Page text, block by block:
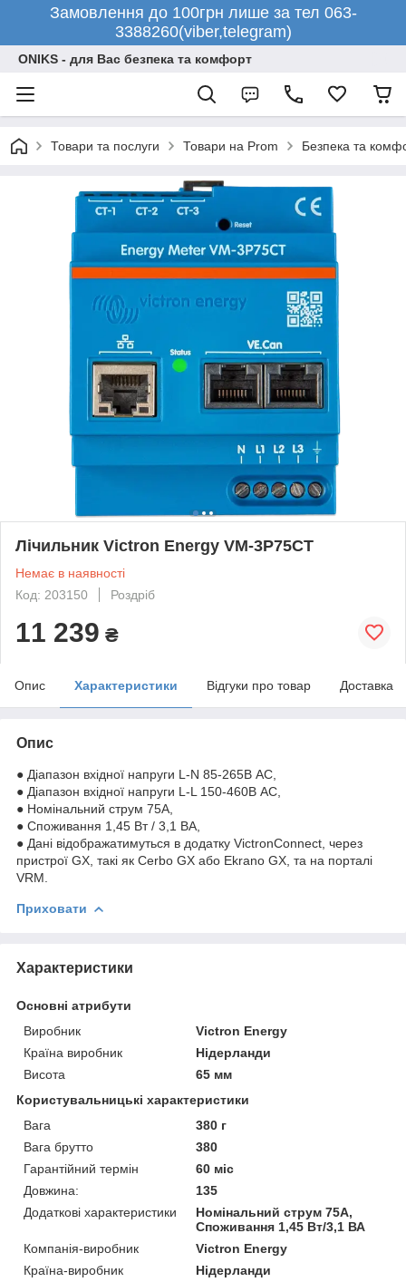
Замовлення до 100грн лише за тел 063-
3388260(viber,telegram)
ONIKS - для Вас безпека та комфорт
Товари та послуги Товари на Prom Безпека та
Лічильник Victron Energy VM-3P75CT
Немає в наявності
Код: 203150
Роздріб
11 239 ₴
Опис Характеристики Відгуки про товар Доставка
Опис
● Діапазон вхідної напруги L-N 85-265В АС,
● Діапазон вхідної напруги L-L 150-460В АС,
● Номінальний струм 75А,
● Споживання 1,45 Вт / 3,1 ВА,
● Дані відображатимуться в додатку VictronConnect, через
пристрої GX, такі як Cerbo GX або Ekrano GX, та на порталі
VRM.
Приховати
Характеристики
Основні атрибути
Виробник
Victron Energy
Країна виробник
Нідерланди
Висота
65 мм
Користувальницькі характеристики
Вага
380 г
Вага брутто
380
Гарантійний термін
60 міс
Довжина:
135
Додаткові характеристики
Номінальний струм 75А,
Споживання 1,45 Вт/3,1 ВА
Компанія-виробник
Victron Energy
Країна-виробник
Нідерланди